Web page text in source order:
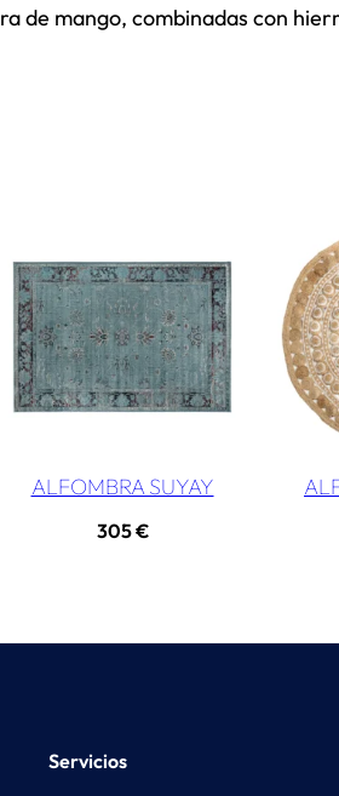
de mango, combinadas con
ALFOMBRA SUYAY
305€
Servicios